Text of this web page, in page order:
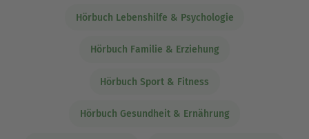
Hörbuch Lebenshilfe & Psychologie
Hörbuch Familie & Erziehung
Hörbuch Sport & Fitness
Hörbuch Gesundheit & Ernährung